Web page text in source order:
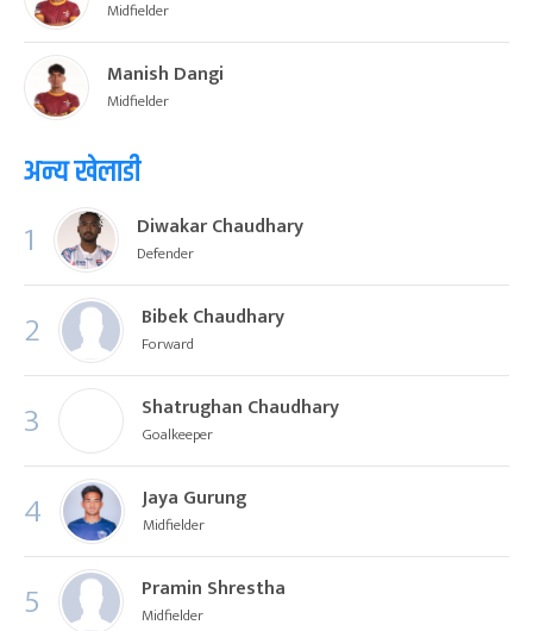
Midfielder
Manish Dangi
Midfielder
अन्य खेलाडी
1 Diwakar Chaudhary
Defender
2 Bibek Chaudhary
Forward
3 Shatrughan Chaudhary
Goalkeeper
4 Jaya Gurung
Midfielder
5 Pramin Shrestha
Midfielder